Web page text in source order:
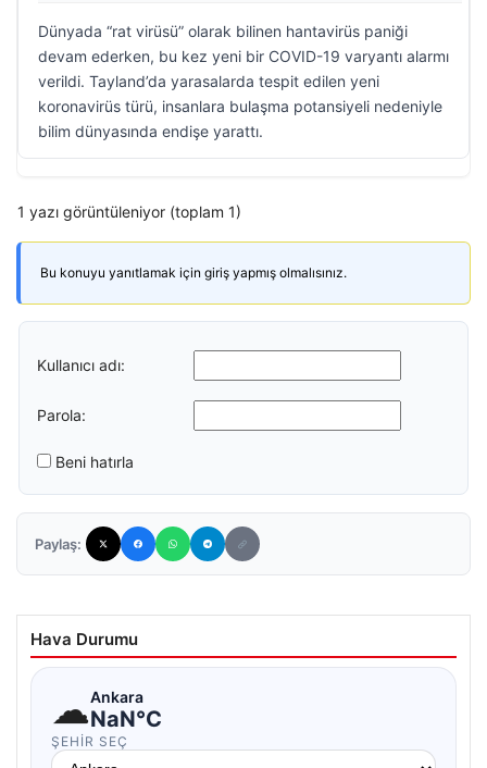
Dünyada “rat virüsü” olarak bilinen hantavirüs paniği
devam ederken, bu kez yeni bir COVID-19 varyantı alarmı
verildi. Tayland’da yarasalarda tespit edilen yeni
koronavirüs türü, insanlara bulaşma potansiyeli nedeniyle
bilim dünyasında endişe yarattı.
1 yazı görüntüleniyor (toplam 1)
Bu konuyu yanıtlamak için giriş yapmış olmalısınız.
Kullanıcı adı:
Parola:
Beni hatırla
Paylaş:
Hava Durumu
☁Ankara
NaN°C
ŞEHIR SEÇ